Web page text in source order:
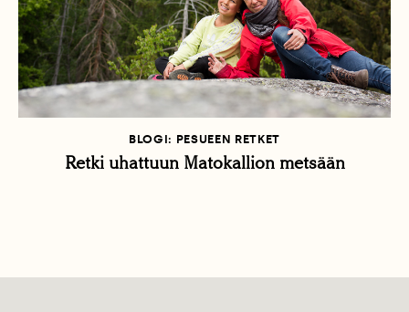
BLOGI: PESUEEN RETKET
Retki uhattuun Matokallion metsään